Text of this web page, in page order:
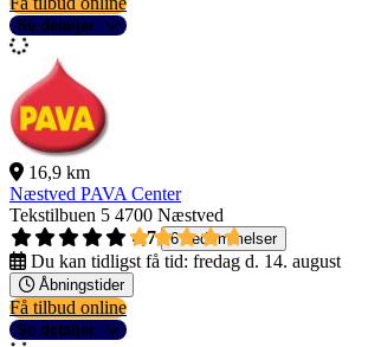
Se detaljer
16,9 km
Næstved PAVA Center
Tekstilbuen 5 4700 Næstved
4,7
6 bedømmelser
Du kan tidligst få tid: fredag d. 14. august
Åbningstider
Få tilbud online
Se detaljer